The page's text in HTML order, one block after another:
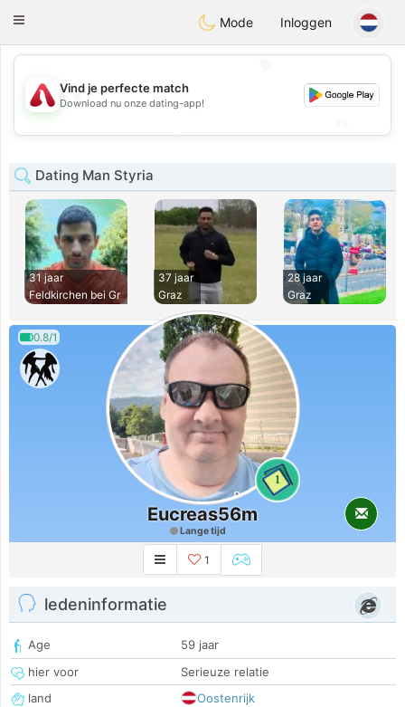
ÖsterreichChat
Toggle
Mode Inloggen
💖
💕
Vind je perfecte match
Download nu onze dating-app!
Dating Man Styria
31 jaar
Feldkirchen bei Gr
37 jaar
Graz
28 jaar
Graz
0.8/1
1
Eucreas56m
Lange tijd
1
ledeninformatie
Age
59 jaar
hier voor
Serieuze relatie
land
Oostenrijk